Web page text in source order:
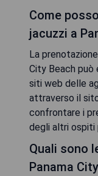
Come
jacuzzi a
La
City Beach
siti web delle
attraverso il
confrontare i
degli altri ospiti
Quali sono
Panama